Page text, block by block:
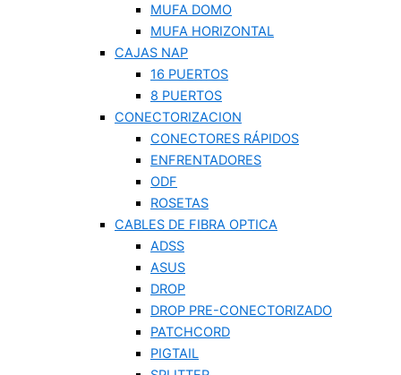
MUFA DOMO
MUFA HORIZONTAL
CAJAS NAP
16 PUERTOS
8 PUERTOS
CONECTORIZACION
CONECTORES RÁPIDOS
ENFRENTADORES
ODF
ROSETAS
CABLES DE FIBRA OPTICA
ADSS
ASUS
DROP
DROP PRE-CONECTORIZADO
PATCHCORD
PIGTAIL